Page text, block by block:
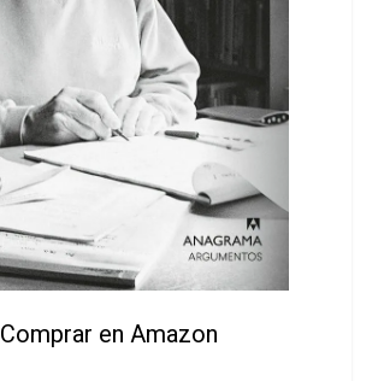
Comprar en Amazon